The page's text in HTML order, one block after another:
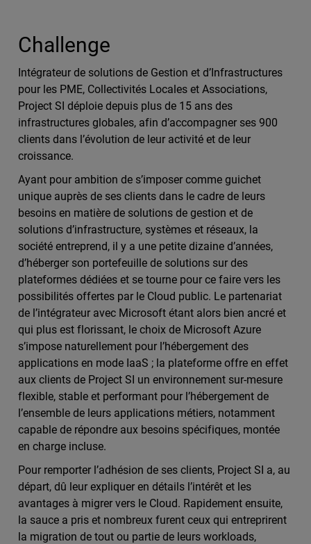
Challenge
Intégrateur de solutions de Gestion et d’Infrastructures
pour les PME, Collectivités Locales et Associations,
Project SI déploie depuis plus de 15 ans des
infrastructures globales, afin d’accompagner ses 900
clients dans l’évolution de leur activité et de leur
croissance.
Ayant pour ambition de s’imposer comme guichet
unique auprès de ses clients dans le cadre de leurs
besoins en matière de solutions de gestion et de
solutions d’infrastructure, systèmes et réseaux, la
société entreprend, il y a une petite dizaine d’années,
d’héberger son portefeuille de solutions sur des
plateformes dédiées et se tourne pour ce faire vers les
possibilités offertes par le Cloud public. Le partenariat
de l’intégrateur avec Microsoft étant alors bien ancré et
qui plus est florissant, le choix de Microsoft Azure
s’impose naturellement pour l’hébergement des
applications en mode IaaS ; la plateforme offre en effet
aux clients de Project SI un environnement sur-mesure
flexible, stable et performant pour l’hébergement de
l’ensemble de leurs applications métiers, notamment
capable de répondre aux besoins spécifiques, montée
en charge incluse.
Pour remporter l’adhésion de ses clients, Project SI a, au
départ, dû leur expliquer en détails l’intérêt et les
avantages à migrer vers le Cloud. Rapidement ensuite,
la sauce a pris et nombreux furent ceux qui entreprirent
la migration de tout ou partie de leurs workloads,